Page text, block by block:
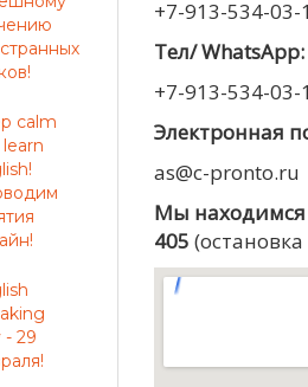
calm
- 29
+7-913-534-
Тел/ WhatsApp:
+7-913-534-03-
Электронная
as@c-pronto.ru
Мы находимся
405